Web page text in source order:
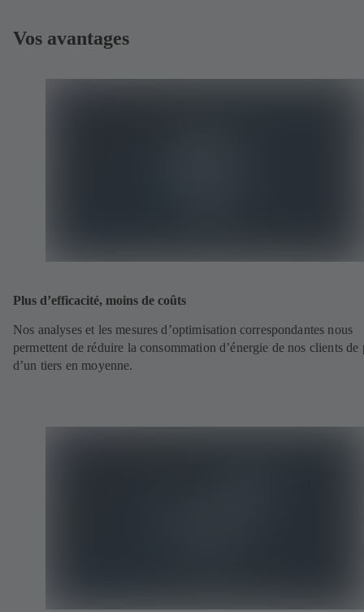
Vos avantages
Plus d’efficacité, moins de coûts
Nos analyses et les mesures d’optimisation correspondantes nous
permettent de réduire la consommation d’énergie de nos clients de
d’un tiers en moyenne.